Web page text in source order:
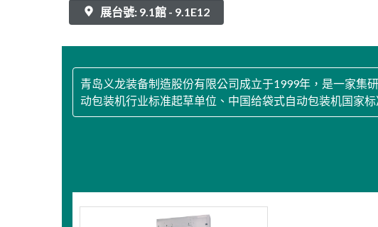
展台號: 9.1館 - 9.1E12
青岛义龙装备制造股份有限公司成立于1999年，是一家集
动包装机行业标准起草单位、中国给袋式自动包装机国家标